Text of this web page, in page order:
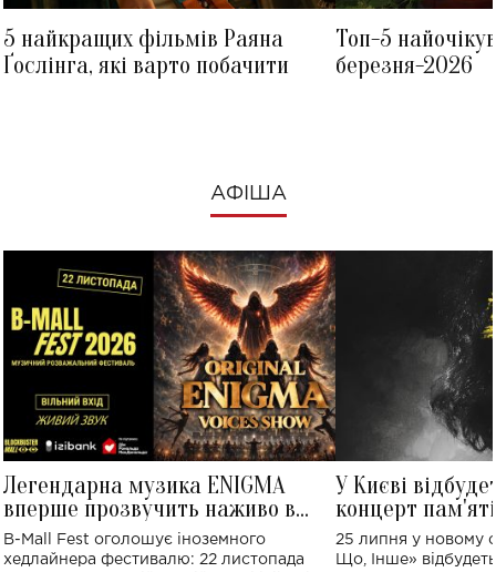
5 найкращих фільмів Раяна
Ґослінга, які варто побачити
Топ-5
березня-2026
АФІША
Легендарна музика ENIGMA
вперше прозвучить наживо в
Україні: де відбудеться концерт
B-Mall Fest оголошує іноземного
хедлайнера фестивалю: 22 листопада
У Києві
концерт
Клименка:
виконають
25 липня у новому
Що, Інше»